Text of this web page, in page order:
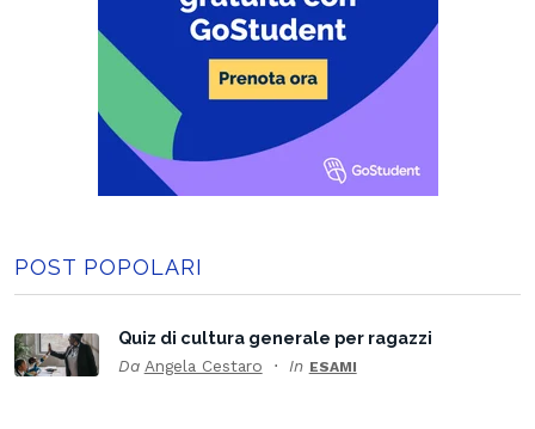
POST POPOLARI
Quiz di cultura generale per ragazzi
Da Angela Cestaro In ESAMI